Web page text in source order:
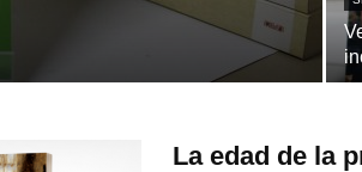
La edad de la